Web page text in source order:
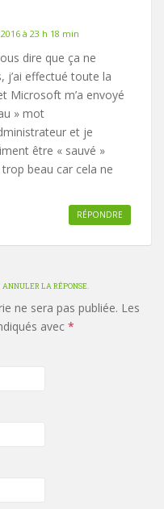
à 23 h 18 min
dire que ça ne
j’ai effectué toute la
Microsoft m’a envoyé
» mot
et je
être « sauvé »
trop beau car cela ne
RÉPONDRE
ANNULER LA RÉPONSE.
ne sera pas publiée. Les
avec *